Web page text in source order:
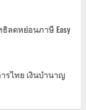
ธิลดหย่อนภาษี Easy
รไทย เงินบำนาญ